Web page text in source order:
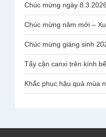
Chúc mừng ngày 8.3.2026
Chúc mừng năm mới –
Chúc mừng giáng sinh
Tẩy cặn canxi trên kính